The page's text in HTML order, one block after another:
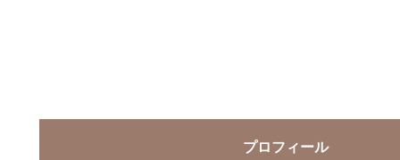
プロフィール